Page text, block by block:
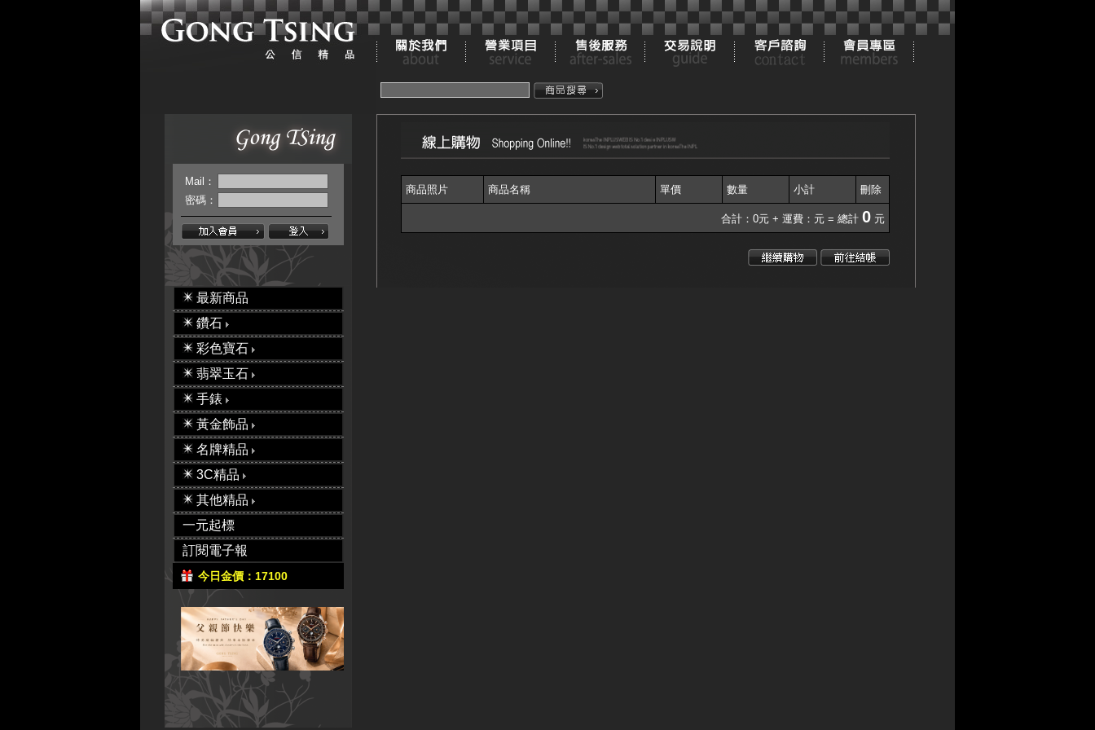
Mail：
密碼：
最新商品
鑽石
彩色寶石
翡翠玉石
手錶
黃金飾品
名牌精品
3C精品
其他精品
一元起標
訂閱電子報
今日金價：17100
商品照片 商品名稱 單價 數量 小計 刪除
合計：0元 + 運費：元 = 總計 0 元